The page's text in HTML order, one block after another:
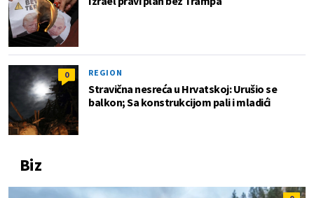
0 REGION
Stravična nesreća u Hrvatskoj: Urušio se
balkon; Sa konstrukcijom pali i mladići
Biz